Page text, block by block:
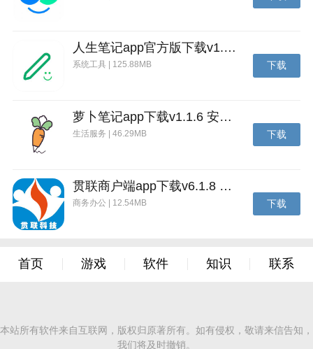
人生笔记app官方版下载v1.19.4 安卓版
系统工具 | 125.88MB 下载
萝卜笔记app下载v1.1.6 安卓版
生活服务 | 46.29MB 下载
贯联商户端app下载v6.1.8 安卓版
商务办公 | 12.54MB 下载
首页 游戏 软件 知识 联系
本站所有软件来自互联网，版权归原著所有。如有侵权，敬请来信告知，
我们将及时撤销。